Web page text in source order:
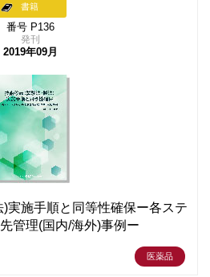
書籍
番号 P136
発刊
2019年09月
実施手順と同等性確保ー各ステ
管理(国内/海外)事例ー
医薬品